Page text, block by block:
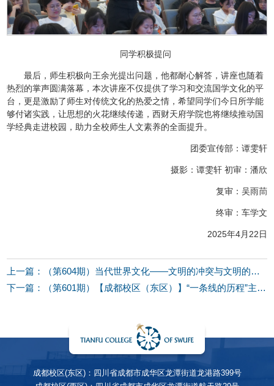
同学积极提问
最后，师生积极向王余光提出问题，他都耐心解答，讲座也随着
热烈的掌声圆满落幕，本次讲座不仅提供了学习和交流国学文化的平
台，更是激励了师生对传统文化的热爱之情，希望同学们今日所学能
够付诸实践，让思想的火花继续传递，西财天府学院也将继续推动国
学经典走进校园，助力全校师生人文素养的全面提升。
团委宣传部：谭雯轩
摄影：谭雯轩 初审：潘欣
复审：吴雨茼
终审：车学文
2025年4月22日
上一篇：（第604期）当代世界文化——文明的冲突与文明的共存
下一篇：（第601期）【成都校区（东区）】“一条线的历程”主题讲座
成都校区(东区)：四川省成都市成华区龙潭街道龙港路399号